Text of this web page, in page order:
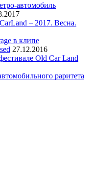
автомобиль
– 2017. Весна.
в клипе
27.12.2016
Old Car Land
раритета